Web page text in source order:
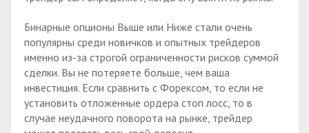
Бинарные опционы Выше или Ниже стали очень
популярны среди новичков и опытных трейдеров
именно из-за строгой ограниченности рисков суммой
сделки. Вы не потеряете больше, чем ваша
инвестиция. Если сравнить с Форексом, то если не
установить отложенные ордера стоп лосс, то в
случае неудачного поворота на рынке, трейдер